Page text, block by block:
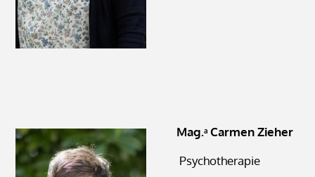
Mag.a Carmen Zieher
Psychotherapie